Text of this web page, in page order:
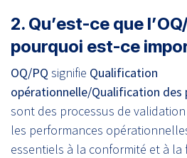
2. Qu’est-ce que
pourquoi est-ce
OQ/PQ signifie Qualification
opérationnelle/Qualification des
sont des processus de
les performances
essentiels à la conformité et à la